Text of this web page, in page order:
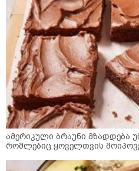
ამერიკული ბრაუნი მზადდება
რომლებიც ყოველთვის